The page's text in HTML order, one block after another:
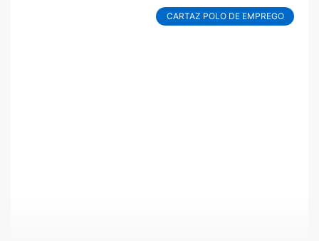
CARTAZ POLO DE EMPREGO